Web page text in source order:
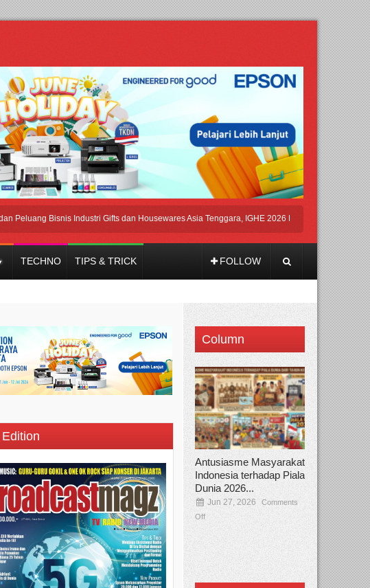
Bisnis Industri Gifts dan Housewares Asia Tenggara, IGHE 2026 Kembali Digelar di Jakarta
TECHNO TIPS & TRICK FOLLOW
Column
Antusiasme Masyarakat
Indonesia terhadap Piala
Dunia 2026...
Jun 27, 2026
Comments
Off